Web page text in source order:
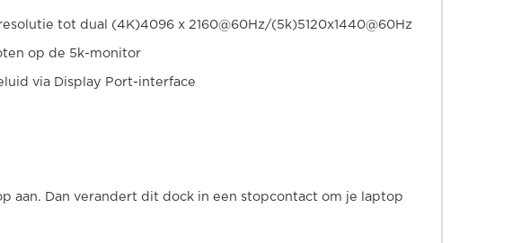
tot dual (4K)4096 x 2160@60Hz/(5k)5120x1440@60Hz
op de 5k-monitor
via Display Port-interface
aan. Dan verandert dit dock in een stopcontact om je laptop